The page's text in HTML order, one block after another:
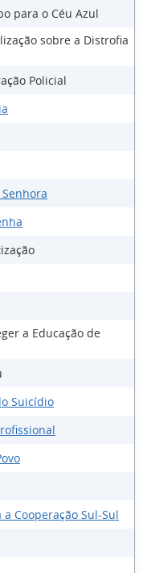
para o Céu Azul
sobre a Distrofia
Policial
a Educação de
Suicídio
Cooperação Sul-Sul